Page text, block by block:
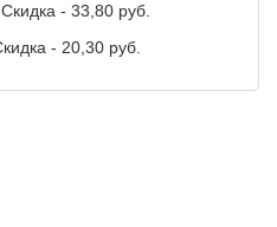
- 33,80 руб.
- 20,30 руб.